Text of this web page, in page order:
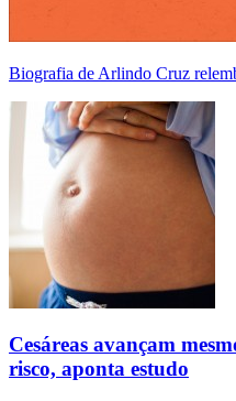
Biografia de Arlindo Cruz
Cesáreas avançam
risco, aponta estudo